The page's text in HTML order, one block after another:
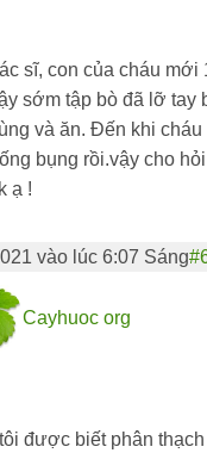
sĩ, con của cháu mới
sớm tập bò đã lỡ tay
và ăn. Đến khi
bụng rồi.vậy cho
ạ !
vào lúc 6:07 Sáng
Cayhuoc org
được biết phân